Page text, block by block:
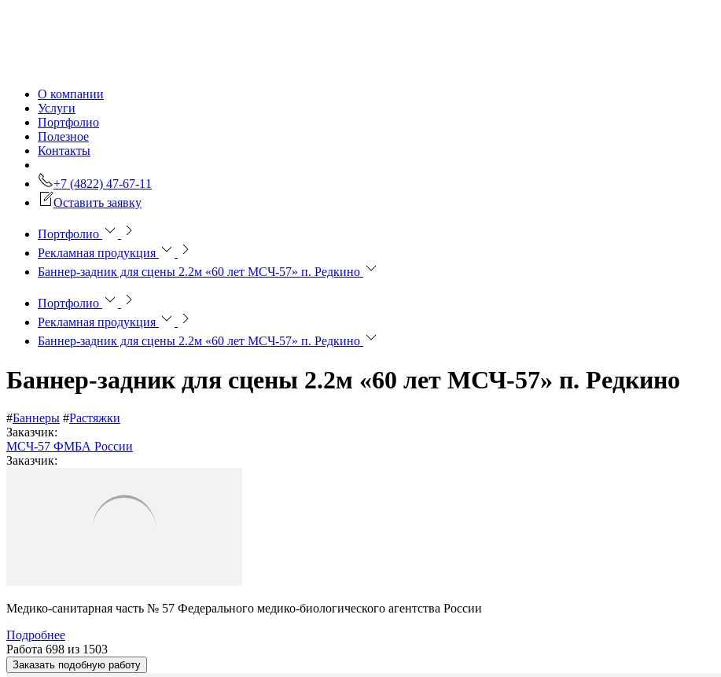
О компании
Услуги
Портфолио
Полезное
Контакты
+7 (4822) 47-67-11
Оставить заявку
Портфолио
Рекламная продукция
Баннер-задник для сцены 2.2м «60 лет МСЧ-57» п. Редкино
Портфолио
Рекламная продукция
Баннер-задник для сцены 2.2м «60 лет МСЧ-57» п. Редкино
Баннер-задник для сцены 2.2м «60 лет МСЧ-57» п. Редкино
#Баннеры #Растяжки
Заказчик:
МСЧ-57 ФМБА России
Заказчик:
Медико-санитарная часть № 57 Федерального медико-биологического агентства России
Подробнее
Работа 698 из 1503
Заказать подобную работу